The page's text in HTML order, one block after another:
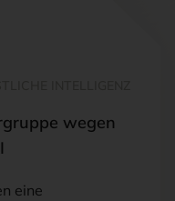
wegen
eine